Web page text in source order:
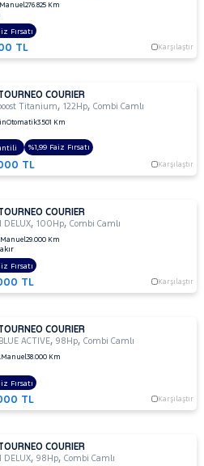
Manuel276.825 Km
TL Karşılaştır
Fırsatı
COURIER
Titanium,122Hp,Combi Camlı
Otomatik3.501 Km
TL Karşılaştır
%1,99 Faiz Fırsatı
COURIER
DELUX,100Hp,Combi Camlı
Manuel29.000 Km
TL Karşılaştır
Fırsatı
COURIER
ACTIVE,98Hp,Combi Camlı
Manuel38.000 Km
TL Karşılaştır
Fırsatı
COURIER
DELUX,98Hp,Combi Camlı